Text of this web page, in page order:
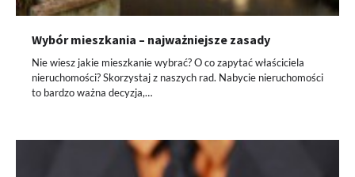
Wybór mieszkania – najważniejsze zasady
Nie wiesz jakie mieszkanie wybrać? O co zapytać właściciela
nieruchomości? Skorzystaj z naszych rad. Nabycie nieruchomości
to bardzo ważna decyzja,…